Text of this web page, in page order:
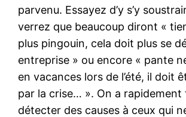
parvenu. Essayez d’y s’y
verrez que beaucoup diront «
plus pingouin, cela doit plus se
entreprise » ou encore « pante
en vacances lors de l’été, il doit
par la crise… ». On a rapidement
détecter des causes à ceux qui